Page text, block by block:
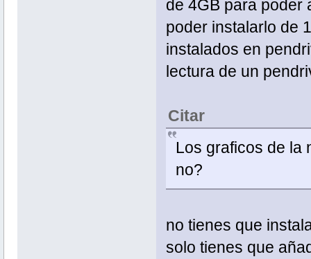
de 4GB para poder
poder instalarlo de
instalados en
lectura de un
Citar
Los graficos de la
no?
no tienes que
solo tienes que